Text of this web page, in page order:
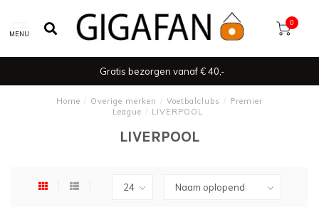
MENU
0
Gratis bezorgen vanaf € 40,-
Home / Overige merken / Voetbalclubs / Premier
League / LIVERPOOL
LIVERPOOL